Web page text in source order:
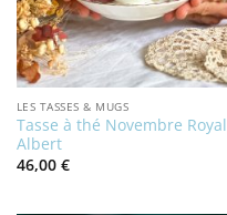
LES TASSES & MUGS
Tasse à thé Novembre Royal
Albert
46,00 €